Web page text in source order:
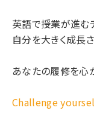
英語で授業が進む
自分を大きく成長
あなたの履修を心
Challenge